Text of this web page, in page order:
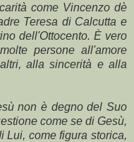
come Vincenzo dè
Teresa di Calcutta e
dell'Ottocento. È vero
persone all'amore
alla sincerità e alla
non è degno del Suo
come se di Gesù,
Lui, come figura storica,